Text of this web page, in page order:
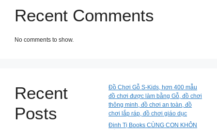
Recent Comments
No comments to show.
Recent
Posts
Đồ Chơi Gỗ S-Kids, hơn 400 mẫu
đồ chơi được làm bằng Gỗ, đồ chơi
thông minh, đồ chơi an toàn, đồ
chơi lắp ráp, đồ chơi giáo dục
Đinh Tị Books CÙNG CON KHÔN